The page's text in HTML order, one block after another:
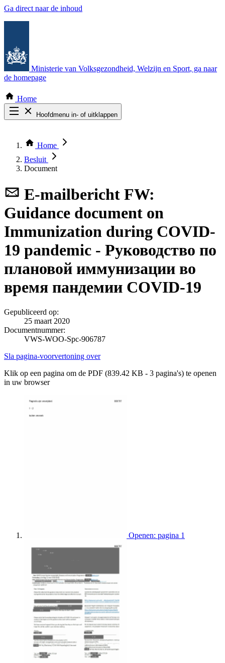
Ga direct naar de inhoud
Ministerie van Volksgezondheid, Welzijn en Sport, ga naar
de homepage
Home
Hoofdmenu in- of uitklappen
Thema COVID-19
Bekijk per bestuursorgaan
Home
Besluit
Document
E-mailbericht FW:
Guidance document on
Immunization during COVID-
19 pandemic - Руководcтво по
плановой иммунизации во
время пандемии COVID-19
Gepubliceerd op:
25 maart 2020
Documentnummer:
VWS-WOO-Spc-906787
Sla pagina-voorvertoning over
Klik op een pagina om de PDF (839.42 KB - 3 pagina's) te openen
in uw browser
Openen: pagina 1